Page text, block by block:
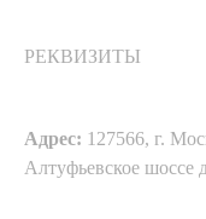
РЕКВИЗИТЫ
Адрес: 127566, г.
Алтуфьевское шоссе